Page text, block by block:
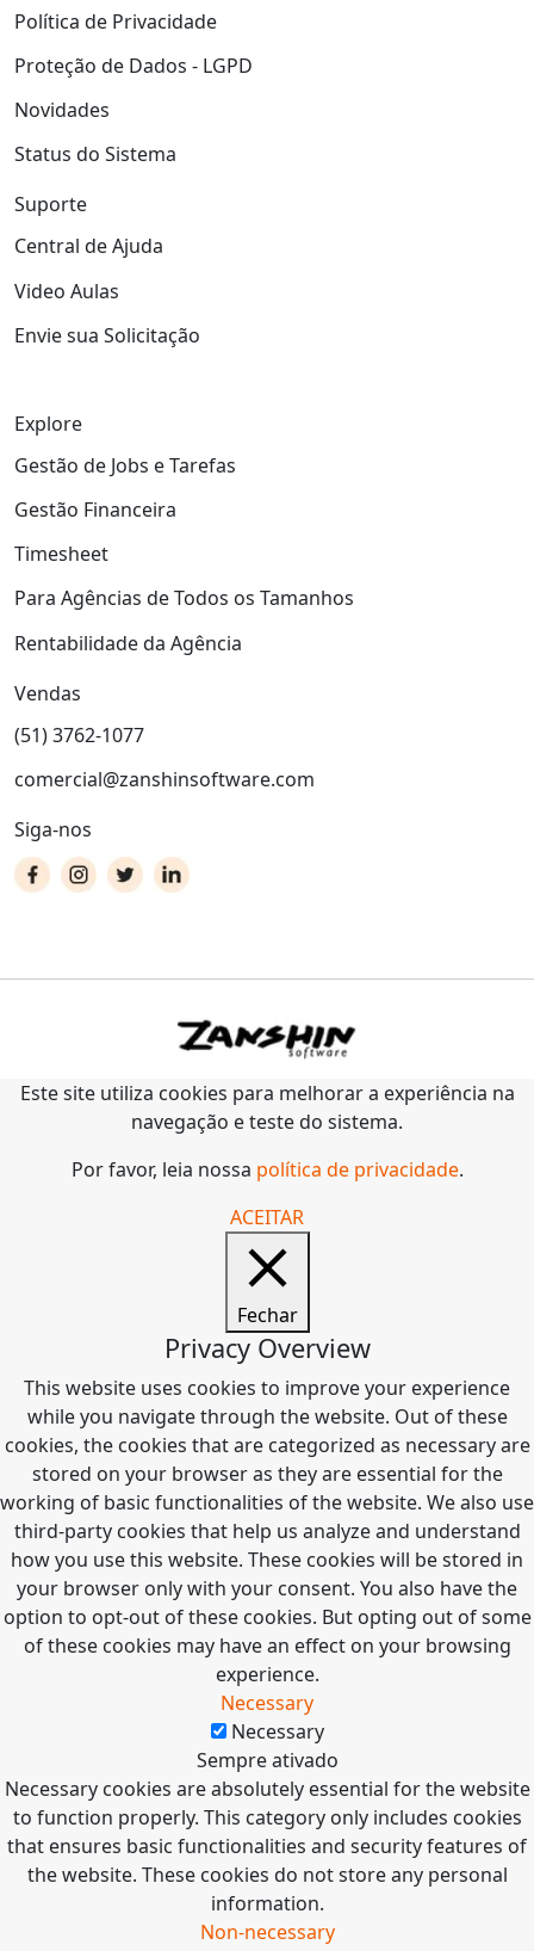
Política de Privacidade
Proteção de Dados - LGPD
Novidades
Status do Sistema
Suporte
Central de Ajuda
Video Aulas
Envie sua Solicitação
Explore
Gestão de Jobs e Tarefas
Gestão Financeira
Timesheet
Para Agências de Todos os Tamanhos
Rentabilidade da Agência
Vendas
(51) 3762-1077
comercial@zanshinsoftware.com
Siga-nos
Este site utiliza cookies para melhorar a experiência na
navegação e teste do sistema.
Por favor, leia nossa política de privacidade.
ACEITAR
Fechar
Privacy Overview
This website uses cookies to improve your experience
while you navigate through the website. Out of these
cookies, the cookies that are categorized as necessary are
stored on your browser as they are essential for the
working of basic functionalities of the website. We also use
third-party cookies that help us analyze and understand
how you use this website. These cookies will be stored in
your browser only with your consent. You also have the
option to opt-out of these cookies. But opting out of some
of these cookies may have an effect on your browsing
experience.
Necessary
Necessary
Sempre ativado
Necessary cookies are absolutely essential for the website
to function properly. This category only includes cookies
that ensures basic functionalities and security features of
the website. These cookies do not store any personal
information.
Non-necessary